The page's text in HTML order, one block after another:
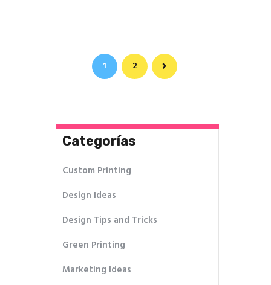
1 2
>
Categorías
Custom Printing
Design Ideas
Design Tips and Tricks
Green Printing
Marketing Ideas